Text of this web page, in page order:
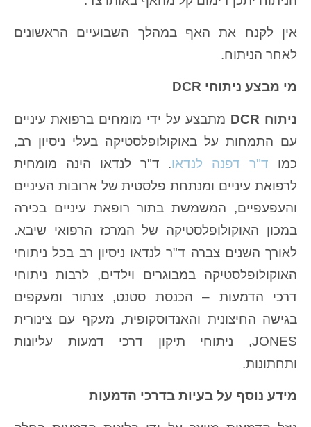
אין לקנח את האף במהלך השבועיים הראשונים
לאחר הניתוח.
מי מבצע ניתוחי DCR
ניתוח DCR
מתבצע על ידי מומחים ברפואת עיניים
עם התמחות על באוקולופלסטיקה בעלי ניסיון רב,
כמו ד"ר דפנה לנדאו. ד"ר לנדאו הינה מומחית
לרפואת עיניים ומנתחת פלסטית של ארובות העיניים
והעפעפיים, המשמשת בתור רופאת עיניים בכירה
במכון האוקולופלסטיקה של המרכז הרפואי שיבא.
לאורך השנים צברה ד"ר לנדאו ניסיון רב בכל ניתוחי
האוקולופלסטיקה במבוגרים וילדים, לרבות ניתוחי
דרכי הדמעות – הכנסת סטנט, צנתור ומעקפים
בגישה החיצונית והאנדוסקופית, מעקף עם צינורית
JONES, ניתוחי תיקון דרכי דמעות עליונות
ותחתונות.
מידע נוסף על בעיות בדרכי הדמעות